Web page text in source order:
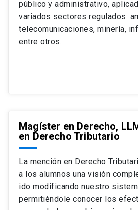
Si optas por la modalidad
El LLM UC Full Time es una
destinado principalmente a
necesidades y expectativas
completamente al programa o
estudio intenso y exigente, con
laboral, de marzo a noviembre,
completamente a la actividad de
diciembre a marzo.
2 cursos mínimos (10
semestre
Juan Ignacio Piña Rochefort
Director Magíster en Derecho,
público y administrativo,
variados sectores regulados:
telecomunicaciones, minería,
entre otros.
Magíster en Derecho,
en Derecho Tributario
La mención en Derecho
a los alumnos una visión
ido modificando nuestro
permitiéndole conocer los